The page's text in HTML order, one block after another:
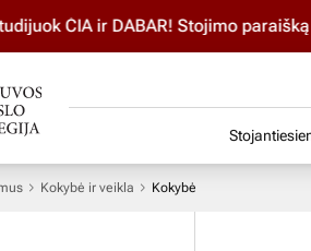
ČIA ir DABAR! Stojimo paraišką
Kokybė ir veikla Kokybė